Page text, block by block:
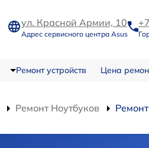
ул. Красной Армии, 10
Адрес сервисного центра Asus
Ремонт устройств Цена
Ремонт Ноутбуков